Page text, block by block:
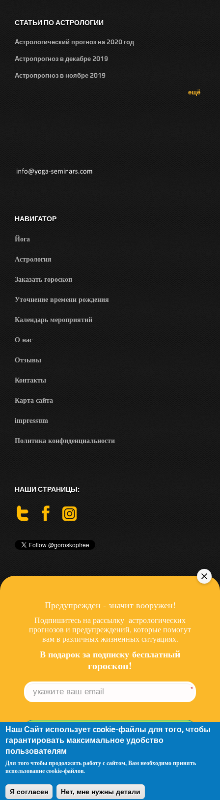
СТАТЬИ ПО АСТРОЛОГИИ
Астрологический прогноз на 2020 год
Астропрогноз в декабре 2019
Астропрогноз в ноябре 2019
ещё
НАВИГАТОР
Йога
Астрология
Заказать гороскоп
Уточнение времени рождения
Календарь мероприятий
О нас
Отзывы
Контакты
Карта сайта
impressum
Политика конфиденциальности
НАШИ СТРАНИЦЫ:
Гороскоп бесплатно - в чем подвох?
Иллюзии звезды Инстаграмма
Роботизация и медитация
права защищены.Разработка сайта- Webseoco.com
Наш Сайт использует cookie-файлы для того, чтобы
гарантировать максимальное удобство
пользователям
Для того чтобы продолжить работу с cайтом, Вам необходимо принять
использование cookie-файлов.
Я согласен Нет, мне нужны детали
Предупрежден - значит вооружен!
Подпишитесь на рассылку астрологических
прогнозов и предупреждений, которые помогут
вам в различных жизненных ситуациях.
В подарок за подписку бесплатный
гороскоп!
*
Подписаться